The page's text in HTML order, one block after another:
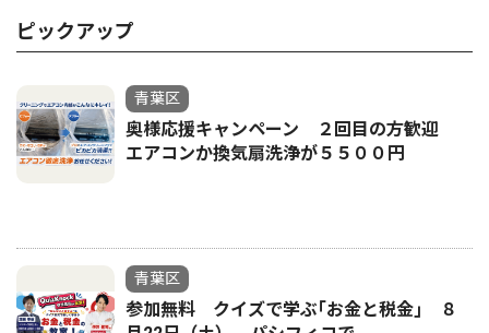
ピックアップ
青葉区
奥様応援キャンペーン ２回目の方歓迎
エアコンか換気扇洗浄が５５００円
青葉区
参加無料 クイズで学ぶ｢お金と税金｣ ８